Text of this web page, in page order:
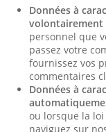
Données à
volontairement
personnel que
passez votre
fournissez vos
commentaires
Données à
ou lorsque la loi
naviguez sur